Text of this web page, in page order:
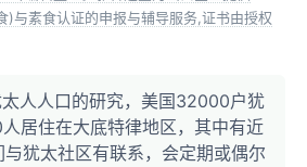
)与素食认证的申报与辅导服务,证书由授权
人人口的研究，美国32000户犹
居住在大底特律地区，其中有近
犹太社区有联系，会定期或偶尔